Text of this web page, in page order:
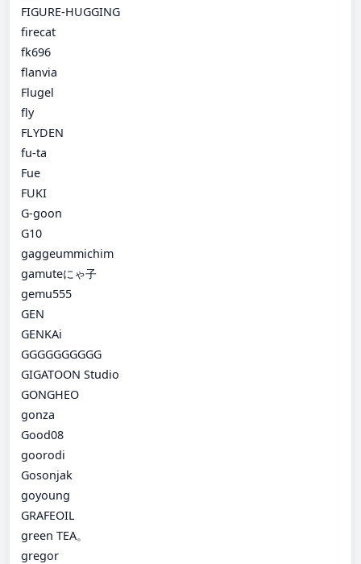
FIGURE-HUGGING
firecat
fk696
flanvia
Flugel
fly
FLYDEN
fu-ta
Fue
FUKI
G-goon
G10
gaggeummichim
gamuteにゃ子
gemu555
GEN
GENKAi
GGGGGGGGGG
GIGATOON Studio
GONGHEO
gonza
Good08
goorodi
Gosonjak
goyoung
GRAFEOIL
green TEA。
gregor